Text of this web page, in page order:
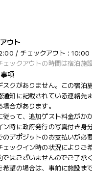
ウト
/ チェックアウト : 10:00
ックアウトの時間は宿泊施
項
スクがありません。この宿
通知に記載されている連絡
合があります。
従って、追加ゲスト料金がか
ン時に政府発行の写真付き
のデポジットのお支払いが必
ックイン時の状況によりご
はございませんのでご了承
希望の場合は、事前に施設ま